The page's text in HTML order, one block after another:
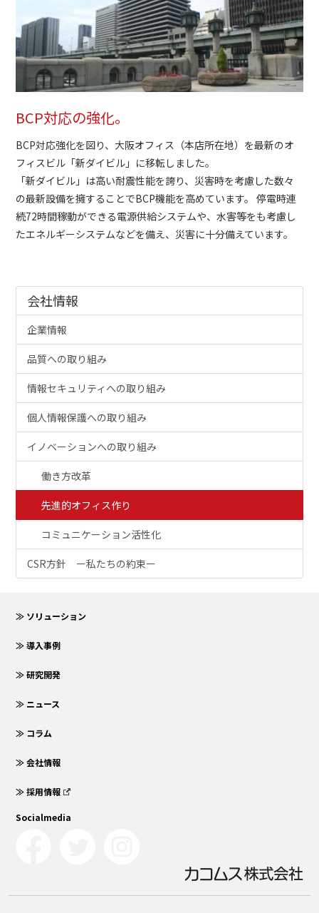
BCP対応の強化。
BCP対応強化を図り、大阪オフィス（本店所在地）を最新のオ
フィスビル「新ダイビル」に移転しました。
「新ダイビル」は高い耐震性能を誇り、災害時を考慮した数々
の最新設備を擁することでBCP機能を高めています。 停電時連
続72時間稼動ができる電源供給システムや、水害等をも考慮し
たエネルギーシステムなどを備え、災害に十分備えています。
会社情報
企業情報
品質への取り組み
情報セキュリティへの取り組み
個人情報保護への取り組み
イノベーションへの取り組み
働き方改革
先進的オフィス作り
コミュニケーション活性化
CSR方針 ー私たちの約束ー
≫ ソリューション
≫ 導入事例
≫ 研究開発
≫ ニュース
≫ コラム
≫ 会社情報
≫ 採用情報
Socialmedia